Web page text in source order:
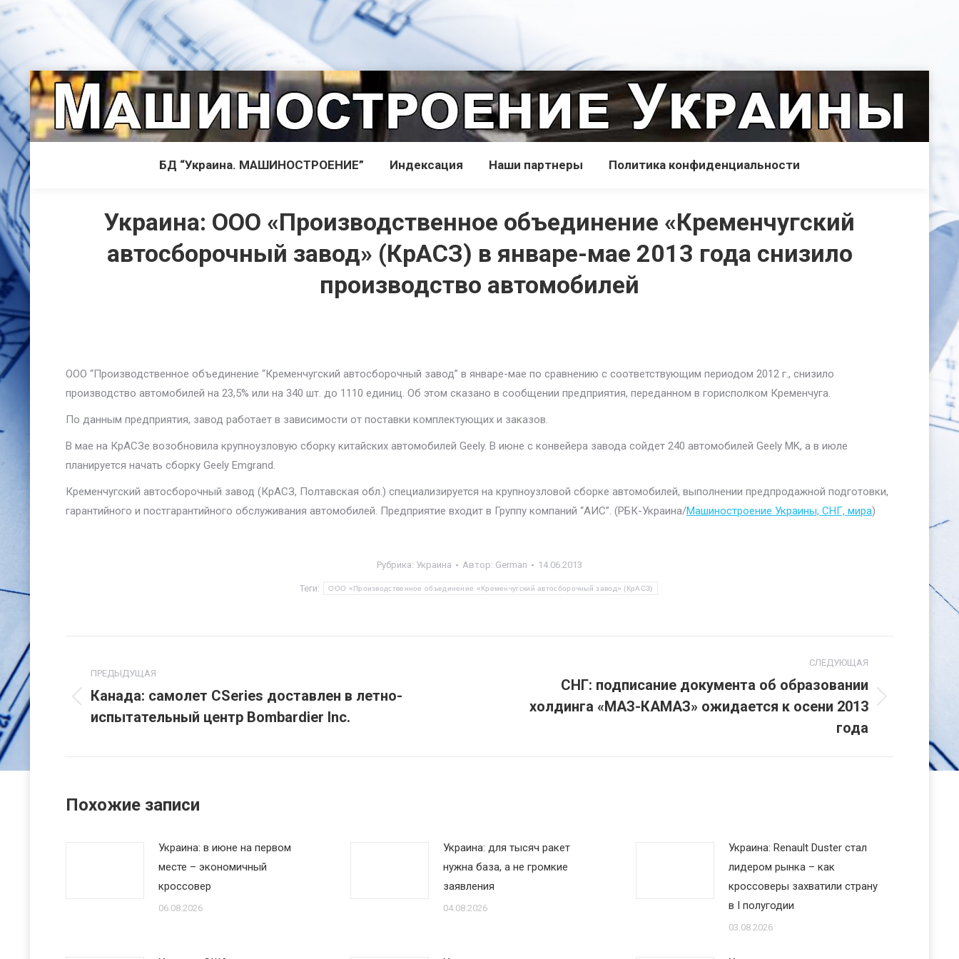
БД “Украина. МАШИНОСТРОЕНИЕ” Индекcация Наши партнеры Политика конфиденциальности
Украина: ООО «Производственное объединение «Кременчугский
автосборочный завод» (КрАСЗ) в январе-мае 2013 года снизило
производство автомобилей
ООО “Производственное объединение “Кременчугский автосборочный завод” в январе-мае по сравнению с соответствующим периодом 2012 г., снизило
производство автомобилей на 23,5% или на 340 шт. до 1110 единиц. Об этом сказано в сообщении предприятия, переданном в горисполком Кременчуга.
По данным предприятия, завод работает в зависимости от поставки комплектующих и заказов.
В мае на КрАСЗе возобновила крупноузловую сборку китайских автомобилей Geely. В июне с конвейера завода сойдет 240 автомобилей Geely MK, а в июле
планируется начать сборку Geely Emgrand.
Кременчугский автосборочный завод (КрАСЗ, Полтавская обл.) специализируется на крупноузловой сборке автомобилей, выполнении предпродажной подготовки,
гарантийного и постгарантийного обслуживания автомобилей. Предприятие входит в Группу компаний “АИС”. (РБК-Украина/Машиностроение Украины, СНГ, мира)
Рубрика: Украина Автор: German 14.06.2013
Теги: ООО «Производственное объединение «Кременчугский автосборочный завод» (КрАСЗ)
по
записям
ПРЕДЫДУЩАЯ
Предыдущая
запись:
Канада: самолет CSeries доставлен в летно-
испытательный центр Bombardier Inc.
СЛЕДУЮЩАЯ
Следующая
СНГ: подписание документа об образовании
холдинга «МАЗ-КАМАЗ» ожидается к осени 2013
года
Похожие записи
Украина: в июне на первом
месте – экономичный
кроссовер
06.08.2026
Украина: для тысяч ракет
нужна база, а не громкие
заявления
04.08.2026
Украина: Renault Duster стал
лидером рынка – как
кроссоверы захватили страну
в I полугодии
03.08.2026